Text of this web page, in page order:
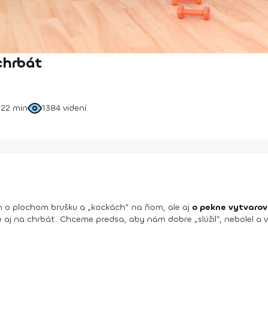
22 min 1384 videní
plochom brušku a „kockách“ na ňom, ale aj o pekne
aj na chrbát. Chceme predsa, aby nám dobre „slúžil“, nebolel